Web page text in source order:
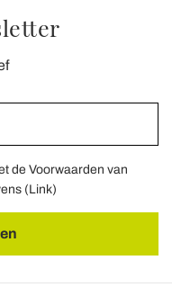
de Voorwaarden van
(Link)